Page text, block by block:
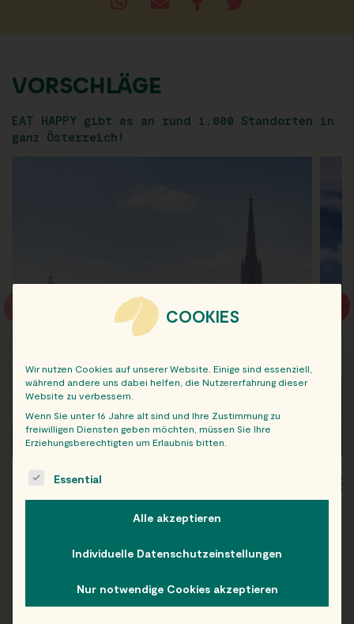
VORSCHLÄGE
EAT HAPPY gibt es an rund 1.000 Standorten in
ganz Österreich!
WIEN
Folge uns auf Instagram!
COOKIES
Wir nutzen Cookies auf unserer Website. Einige sind essenziell,
während andere uns dabei helfen, die Nutzererfahrung dieser
Website zu verbessern.
Wenn Sie unter 16 Jahre alt sind und Ihre Zustimmung zu
freiwilligen Diensten geben möchten, müssen Sie Ihre
Erziehungsberechtigten um Erlaubnis bitten.
The following is a list of service groups for which consent
Essential
Alle akzeptieren
Individuelle Datenschutzeinstellungen
Nur notwendige Cookies akzeptieren